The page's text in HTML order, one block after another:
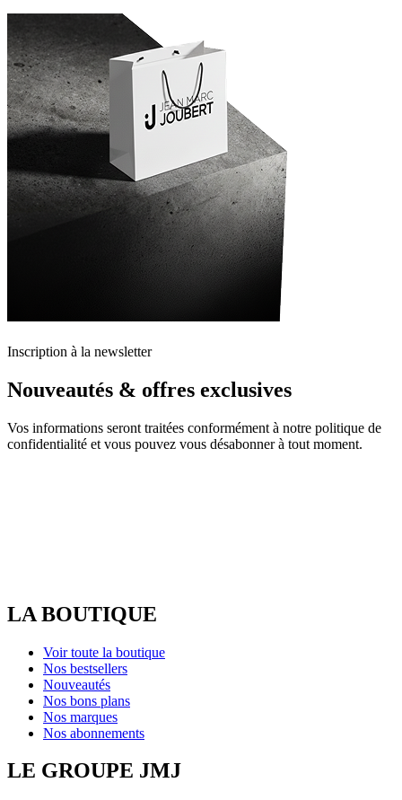
Inscription à la newsletter
Nouveautés & offres exclusives
Vos informations seront traitées conformément à notre politique de
confidentialité et vous pouvez vous désabonner à tout moment.
LA BOUTIQUE
Voir toute la boutique
Nos bestsellers
Nouveautés
Nos bons plans
Nos marques
Nos abonnements
LE GROUPE JMJ